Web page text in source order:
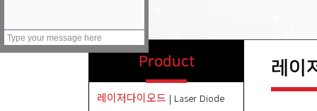
Product
레이저다이오드 | Laser Diode
레이